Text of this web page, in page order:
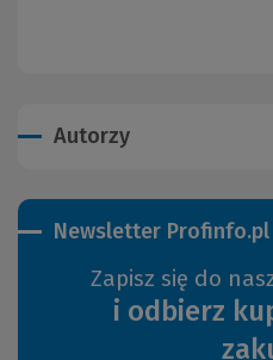
Autorzy
Newsletter Profinfo.pl
Zapisz się do
i odbierz